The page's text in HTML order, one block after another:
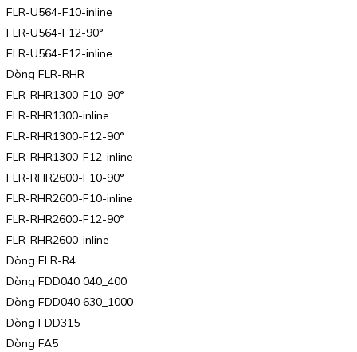
FLR-U564-F10-inline
FLR-U564-F12-90°
FLR-U564-F12-inline
Dòng FLR-RHR
FLR-RHR1300-F10-90°
FLR-RHR1300-inline
FLR-RHR1300-F12-90°
FLR-RHR1300-F12-inline
FLR-RHR2600-F10-90°
FLR-RHR2600-F10-inline
FLR-RHR2600-F12-90°
FLR-RHR2600-inline
Dòng FLR-R4
Dòng FDD040 040_400
Dòng FDD040 630_1000
Dòng FDD315
Dòng FA5